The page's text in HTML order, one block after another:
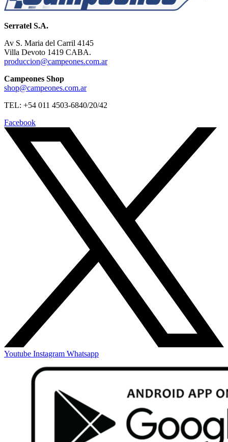
Serratel S.A.
Av S. Maria del Carril 4145
Villa Devoto 1419 CABA.
produccion@campeones.com.ar
Campeones Shop
shop@campeones.com.ar
TEL: +54 011 4503-6840/20/42
Facebook
Youtube Instagram Whatsapp